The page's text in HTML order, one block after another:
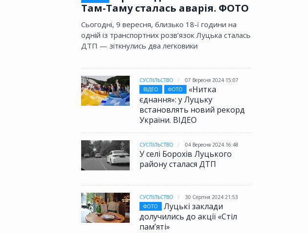
Там-Таму сталась аварія. ФОТО
Сьогодні, 9 вересня, близько 18-ї години на
одній із транспортних розв’язок Луцька сталась
ДТП — зіткнулись два легковики
СУСПІЛЬСТВО
07 Вересня 2024 15:07
ВІДЕО
ФОТО
«Нитка
єднання»: у Луцьку
встановлять новий рекорд
України. ВІДЕО
СУСПІЛЬСТВО 04 Вересня 2024 16:48
У селі Борохів Луцького
району сталася ДТП
СУСПІЛЬСТВО
30 Серпня 2024 21:53
ФОТО
Луцькі заклади
долучились до акції «Стіл
памʼяті»